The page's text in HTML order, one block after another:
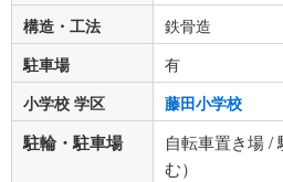
構造・工法
鉄骨造
駐車場
有
小学校 学区
藤田小学校
駐輪・駐車場
自転車置き場 /
む）